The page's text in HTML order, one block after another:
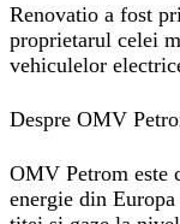
Renovatio a fost
proprietarul celei
vehiculelor
Despre OMV
OMV Petrom este
energie din